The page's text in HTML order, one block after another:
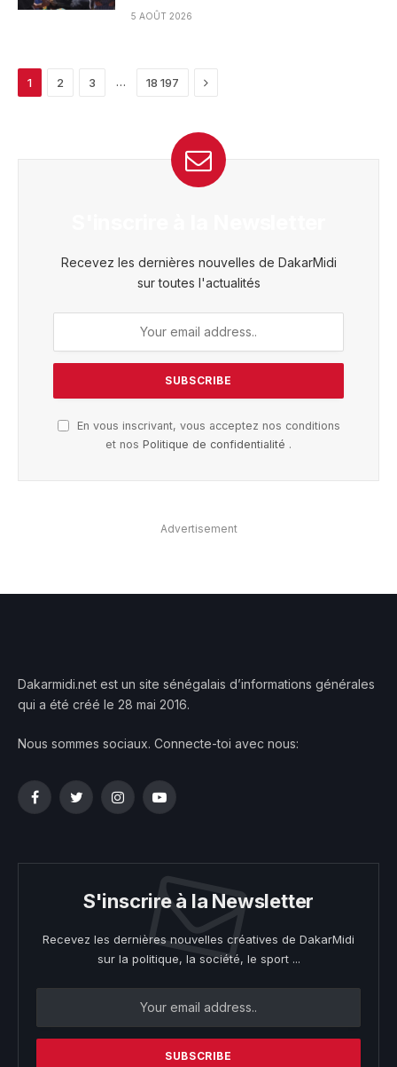
5 AOÛT 2026
1 2 3 … 18 197 Next
Recevez les dernières nouvelles de DakarMidi
sur toutes l'actualités
En vous inscrivant, vous acceptez nos conditions
et nos Politique de confidentialité .
Advertisement
Dakarmidi.net est un site sénégalais d’informations générales
qui a été créé le 28 mai 2016.
Nous sommes sociaux. Connecte-toi avec nous:
FacebookTwitterInstagramYouTube
S'inscrire à la Newsletter
Recevez les dernières nouvelles créatives de DakarMidi
sur la politique, la société, le sport ...